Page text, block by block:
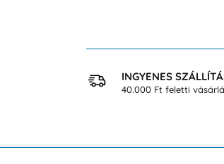
INGYENES
40.000 Ft feletti